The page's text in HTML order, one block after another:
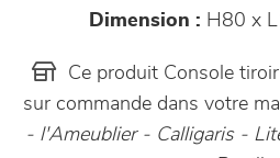
Dimension : H80 x
Ce produit Console
sur commande dans votre
- l'Ameublier - Calligaris -